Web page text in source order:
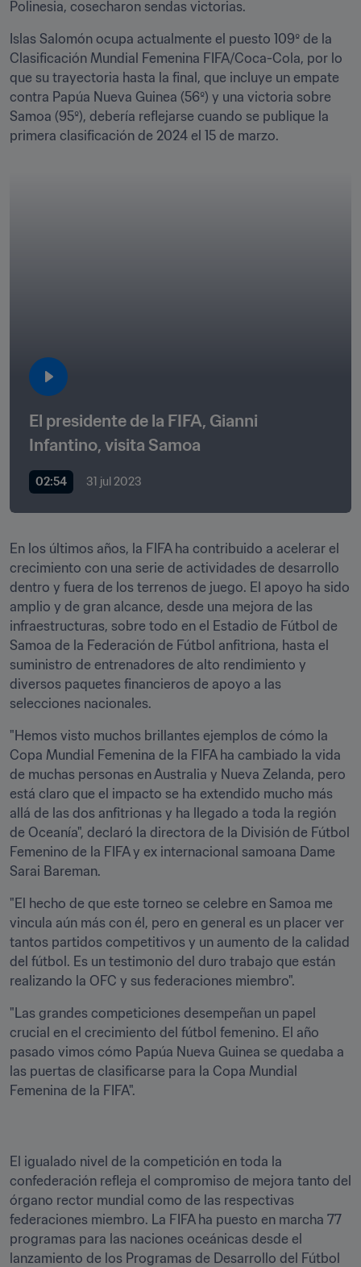
Polinesia, cosecharon sendas victorias.
Islas Salomón ocupa actualmente el puesto 109º de la
Clasificación Mundial Femenina FIFA/Coca-Cola, por lo
que su trayectoria hasta la final, que incluye un empate
contra Papúa Nueva Guinea (56º) y una victoria sobre
Samoa (95º), debería reflejarse cuando se publique la
primera clasificación de 2024 el 15 de marzo.
El presidente de la FIFA, Gianni
02:54 31 jul 2023
En los últimos años, la FIFA ha contribuido a acelerar el
crecimiento con una serie de actividades de desarrollo
dentro y fuera de los terrenos de juego. El apoyo ha sido
amplio y de gran alcance, desde una mejora de las
infraestructuras, sobre todo en el Estadio de Fútbol de
Samoa de la Federación de Fútbol anfitriona, hasta el
suministro de entrenadores de alto rendimiento y
diversos paquetes financieros de apoyo a las
selecciones nacionales.
"Hemos visto muchos brillantes ejemplos de cómo la
Copa Mundial Femenina de la FIFA ha cambiado la vida
de muchas personas en Australia y Nueva Zelanda, pero
está claro que el impacto se ha extendido mucho más
allá de las dos anfitrionas y ha llegado a toda la región
de Oceanía", declaró la directora de la División de Fútbol
Femenino de la FIFA y ex internacional samoana Dame
Sarai Bareman.
"El hecho de que este torneo se celebre en Samoa me
vincula aún más con él, pero en general es un placer ver
tantos partidos competitivos y un aumento de la calidad
del fútbol. Es un testimonio del duro trabajo que están
realizando la OFC y sus federaciones miembro".
"Las grandes competiciones desempeñan un papel
crucial en el crecimiento del fútbol femenino. El año
pasado vimos cómo Papúa Nueva Guinea se quedaba a
las puertas de clasificarse para la Copa Mundial
Femenina de la FIFA".
El igualado nivel de la competición en toda la
confederación refleja el compromiso de mejora tanto del
órgano rector mundial como de las respectivas
federaciones miembro. La FIFA ha puesto en marcha 77
programas para las naciones oceánicas desde el
lanzamiento de los Programas de Desarrollo del Fútbol